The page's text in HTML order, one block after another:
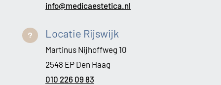
info@medicaestetica.nl
u Locatie Rijswijk
Martinus Nijhoffweg 10
2548 EP Den Haag
010 226 09 83